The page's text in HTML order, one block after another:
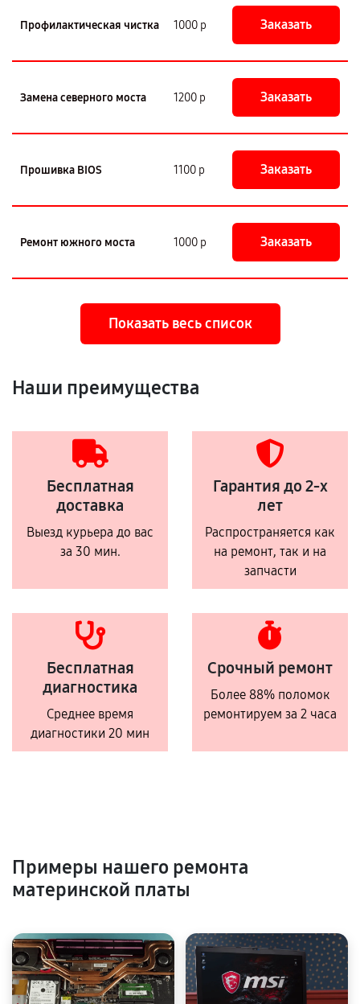
Профилактическая чистка 1000 р Заказать
Замена северного моста 1200 р Заказать
Прошивка BIOS 1100 р Заказать
Ремонт южного моста 1000 р Заказать
Показать весь список
Наши преимущества
Бесплатная
доставка
Выезд курьера до вас
за 30 мин.
Гарантия до 2-х
лет
Распространяется как
на ремонт, так и на
запчасти
Бесплатная
диагностика
Среднее время
диагностики 20 мин
Срочный ремонт
Более 88% поломок
ремонтируем за 2 часа
Примеры нашего ремонта
материнской платы